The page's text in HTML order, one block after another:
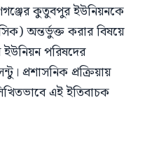
কুতুবপুর ইউনিয়নকে
অন্তর্ভুক্ত করার বিষয়ে
ইউনিয়ন পরিষদের
প্রশাসনিক প্রক্রিয়ায়
এই ইতিবাচক